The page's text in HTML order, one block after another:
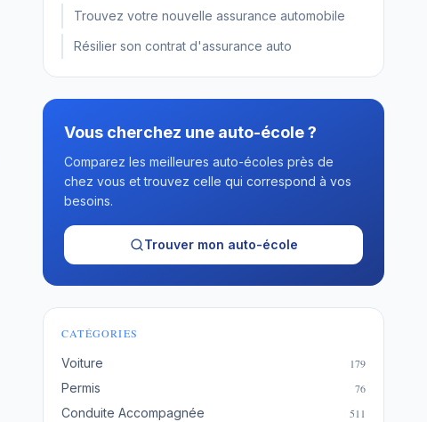
Trouvez votre nouvelle assurance automobile
Résilier son contrat d'assurance auto
Vous cherchez une auto-école ?
Comparez les meilleures auto-écoles près de
chez vous et trouvez celle qui correspond à vos
besoins.
Trouver mon auto-école
CATÉGORIES
Voiture 179
Permis 76
Conduite Accompagnée 511